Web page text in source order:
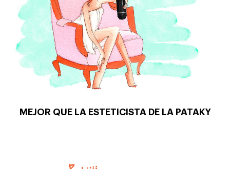
MEJOR QUE LA ESTETICISTA DE LA PATAKY